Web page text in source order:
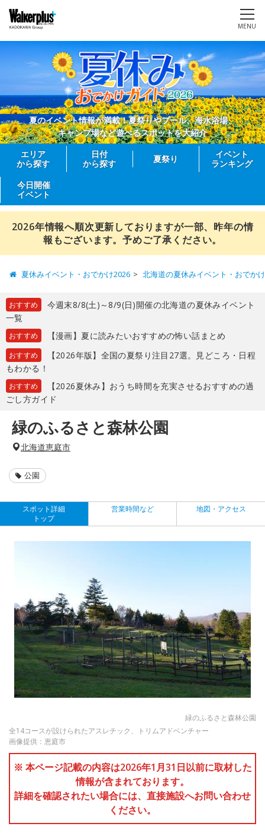
MENU
夏のイベント情報が満載！夏祭りやプール、海水浴場、
キャンプ場など遊べるスポットを大紹介
エリア
から探す
日付
から探す
夏祭り
イベント
ランキング
今日開催
イベント
2026年情報へ順次更新しておりますが一部、昨年の情
報もございます。予めご了承ください。
夏休みイベント・おでかけ2026 北海道の夏休みイベント・おでか
おすすめ
今週末8/8(土)～8/9(日)開催の北海道の夏休みイベント
一覧
おすすめ 【漫画】夏に読みたいおすすめの怖い話まとめ
おすすめ
【2026年版】全国の夏祭り注目27選。見どころ・日程
もわかる！
おすすめ
【2026夏休み】おうち時間を充実させるおすすめの過
ごし方ガイド
緑のふるさと森林公園
北海道恵庭市
公園
スポット詳細
トップ
営業時間など 地図・アクセス
緑のふるさと森林公園
全14コースが設けられたアスレチック、トリムアドベンチャー
画像提供：恵庭市
※ 本ページ記載の内容は2026年1月31日以前に取材した
情報が含まれております。
詳細を確認されたい場合には、直接施設へお問い合わせ
ください。